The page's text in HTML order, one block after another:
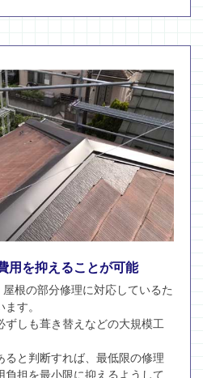
用を抑えることが可能
根の部分修理に対応しているた
す。
ずしも葺き替えなどの大規模工
と判断すれば、最低限の修理
担を最小限に抑えるようして